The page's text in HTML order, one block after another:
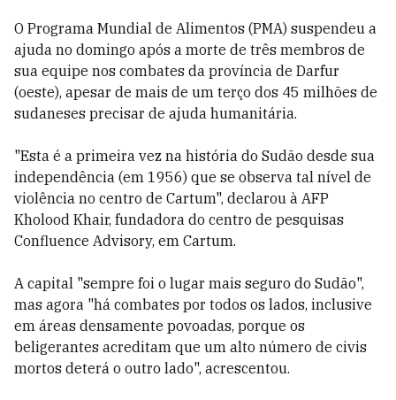
O Programa Mundial de Alimentos (PMA) suspendeu a
ajuda no domingo após a morte de três membros de
sua equipe nos combates da província de Darfur
(oeste), apesar de mais de um terço dos 45 milhões de
sudaneses precisar de ajuda humanitária.
"Esta é a primeira vez na história do Sudão desde sua
independência (em 1956) que se observa tal nível de
violência no centro de Cartum", declarou à AFP
Kholood Khair, fundadora do centro de pesquisas
Confluence Advisory, em Cartum.
A capital "sempre foi o lugar mais seguro do Sudão",
mas agora "há combates por todos os lados, inclusive
em áreas densamente povoadas, porque os
beligerantes acreditam que um alto número de civis
mortos deterá o outro lado", acrescentou.